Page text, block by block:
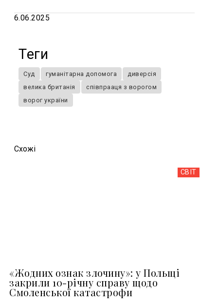
6.06.2025
Теги
Суд гуманітарна допомога
диверсія
велика британія
співпрааця з ворогом
ворог україни
Схожi
СВІТ
«Жодних ознак злочину»: у Польщі
закрили 10-річну справу щодо
Смоленської катастрофи